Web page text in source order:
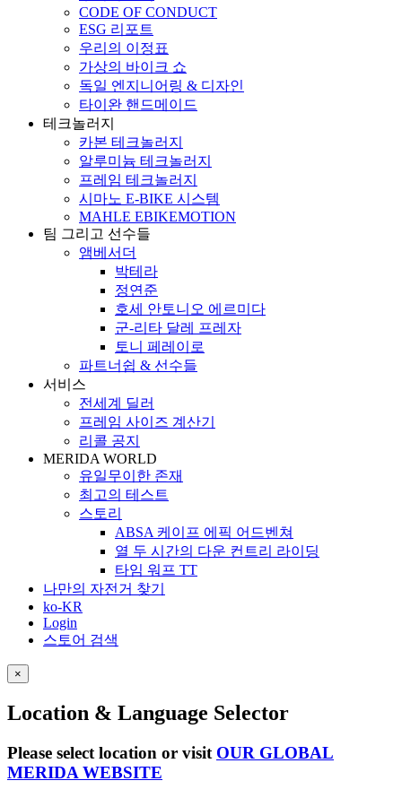
CODE OF CONDUCT
ESG 리포트
우리의 이정표
가상의 바이크 쇼
독일 엔지니어링 & 디자인
타이완 핸드메이드
테크놀러지
카본 테크놀러지
알루미늄 테크놀러지
프레임 테크놀러지
시마노 E-BIKE 시스템
MAHLE EBIKEMOTION
팀 그리고 선수들
앰베서더
박테라
정연준
호세 안토니오 에르미다
군-리타 달레 프레자
토니 페레이로
파트너쉽 & 선수들
서비스
전세계 딜러
프레임 사이즈 계산기
리콜 공지
MERIDA WORLD
유일무이한 존재
최고의 테스트
스토리
ABSA 케이프 에픽 어드벤쳐
열 두 시간의 다운 컨트리 라이딩
타임 워프 TT
나만의 자전거 찾기
ko-KR
Login
스토어 검색
×
Location & Language Selector
Please select location or visit OUR GLOBAL
MERIDA WEBSITE